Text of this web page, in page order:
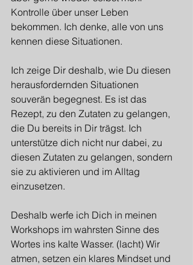
Kontrolle über unser Leben
bekommen. Ich denke, alle von uns
kennen diese Situationen.
Ich zeige Dir deshalb, wie Du diesen
herausfordernden Situationen
souverän begegnest. Es ist das
Rezept, zu den Zutaten zu gelangen,
die Du bereits in Dir trägst. Ich
unterstütze dich nicht nur dabei, zu
diesen Zutaten zu gelangen, sondern
sie zu aktivieren und im Alltag
einzusetzen.
Deshalb werfe ich Dich in meinen
Workshops im wahrsten Sinne des
Wortes ins kalte Wasser. (lacht) Wir
atmen, setzen ein klares Mindset und